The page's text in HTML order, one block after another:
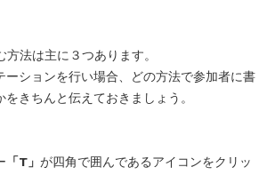
方法は主に３つあります。
ーションを行い場合、どの方法で参加者に書
きちんと伝えておきましょう。
「T」 が四角で囲んであるアイコンをクリッ